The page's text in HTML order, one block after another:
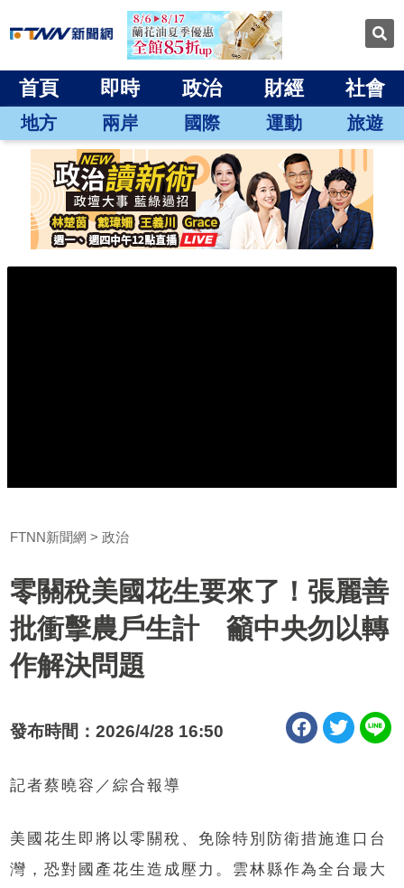
首頁 即時 政治 財經 社會
地方 兩岸 國際 運動 旅遊
FTNN新聞網 政治
零關稅美國花生要來了！張麗善
批衝擊農戶生計 籲中央勿以轉
作解決問題
發布時間：2026/4/28 16:50
記者蔡曉容／綜合報導
美國花生即將以零關稅、免除特別防衛措施進口台
灣，恐對國產花生造成壓力。雲林縣作為全台最大